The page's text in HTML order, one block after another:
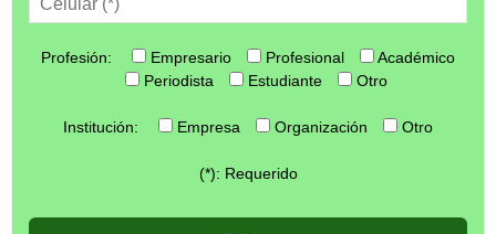
Profesión: Empresario Profesional
Académico
Periodista
Estudiante Otro
Institución: Empresa Organización Otro
(*): Requerido